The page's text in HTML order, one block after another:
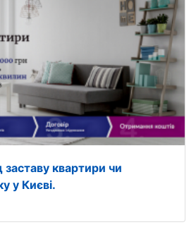
заставу квартири чи
у Києві.